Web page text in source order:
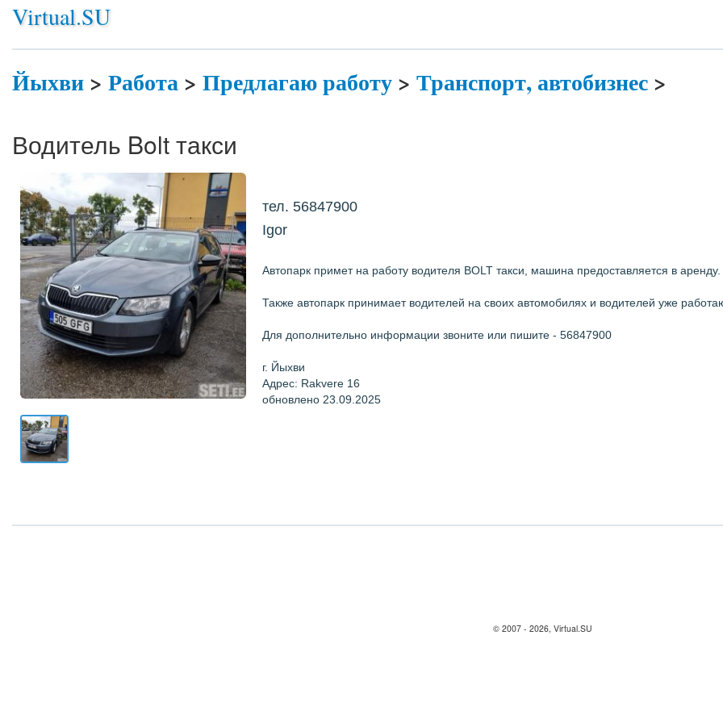
Virtual.SU
Йыхви> Работа> Предлагаю работу> Транспорт, автобизнес>
Водитель Bolt такси
тел. 56847900
Igor
Автопарк примет на работу водителя BOLT такси, машина предоставляется в аренду.
Также автопарк принимает водителей на своих автомобилях и водителей уже
Для дополнительно информации звоните или пишите - 56847900
г. Йыхви
Адрес: Rakvere 16
обновлено 23.09.2025
© 2007 - 2026, Virtual.SU